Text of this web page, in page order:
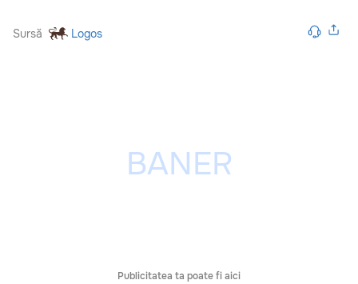
Sursă Logos
Publicitatea ta poate fi aici